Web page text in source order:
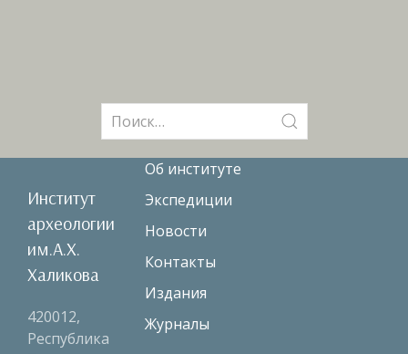
Институт
археологии
им.А.Х.
Халикова
420012,
Республика
Об институте
Экспедиции
Новости
Контакты
Издания
Журналы